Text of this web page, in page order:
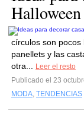
círculos son pocos
panellets y las
otra...
Leer el resto
Publicado el 23
MODA, TENDENCIAS